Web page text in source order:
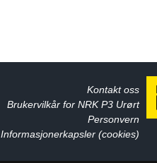
Kontakt oss
Brukervilkår for NRK P3 Urørt
Personvern
Informasjonerkapsler (cookies)